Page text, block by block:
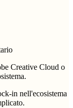
Creative Cloud o
in nell'ecosistema